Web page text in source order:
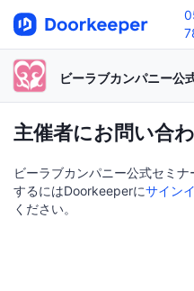
ビーラブカンパニー公
主催者にお問い合
ビーラブカンパニー公式セミ
するにはDoorkeeperにサイン
ください。